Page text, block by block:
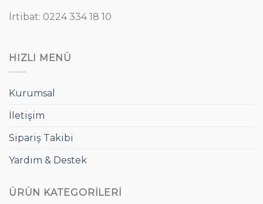
İrtibat: 0224 334 18 10
HIZLI MENÜ
Kurumsal
İletişim
Sipariş Takibi
Yardım & Destek
ÜRÜN KATEGORILERI